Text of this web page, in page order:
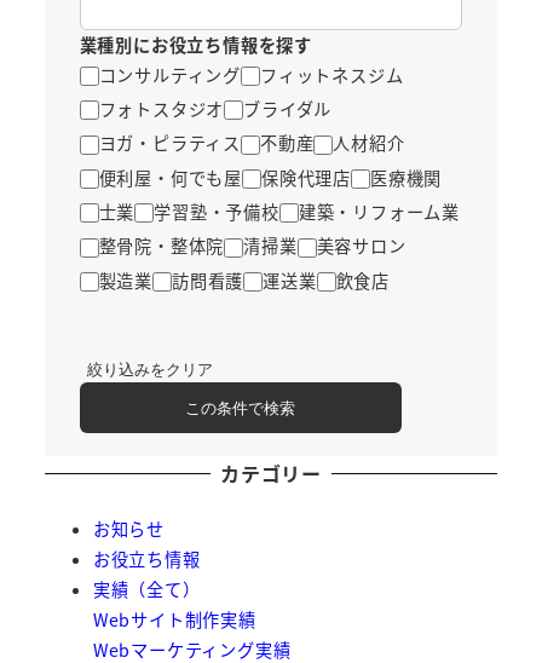
業種別にお役立ち情報を探す
コンサルティング
フィットネスジム
フォトスタジオ
ブライダル
ヨガ・ピラティス
不動産
人材紹介
便利屋・何でも屋
保険代理店
医療機関
士業
学習塾・予備校
建築・リフォーム業
整骨院・整体院
清掃業
美容サロン
製造業
訪問看護 運送業 飲食店
絞り込みをクリア
この条件で検索
カテゴリー
お知らせ
お役立ち情報
実績（全て）
Webサイト制作実績
Webマーケティング実績